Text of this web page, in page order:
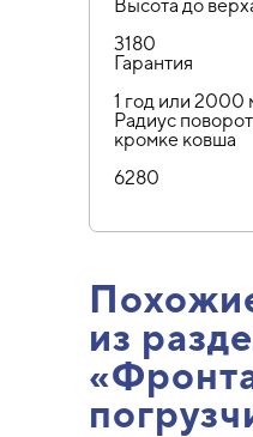
Высота до
3180
Гарантия
1 год или 2000
Радиус
кромке ковша
6280
из